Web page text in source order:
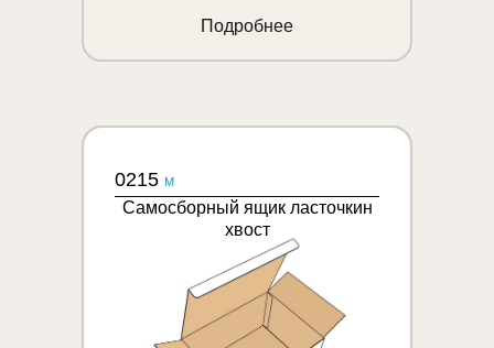
Подробнее
0215 M
Самосборный ящик ласточкин
хвост